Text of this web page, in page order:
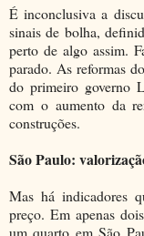
É inconclusiva a
sinais de bolha,
perto de algo assim.
parado. As reformas
do primeiro governo
com o aumento da
construções.
São Paulo:
Mas há indicadores
preço. Em apenas
um quarto em São